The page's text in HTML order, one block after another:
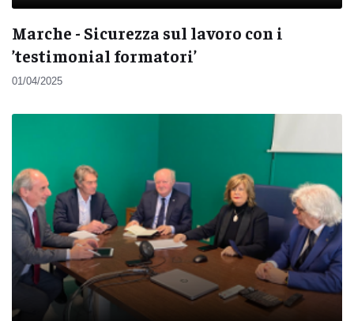
Marche - Sicurezza sul lavoro con i
’testimonial formatori’
01/04/2025